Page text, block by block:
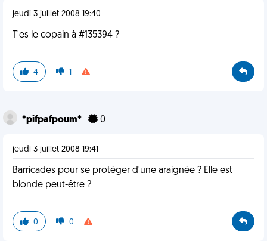
jeudi 3 juillet 2008 19:40
T'es le copain à #135394 ?
4 1
*pifpafpoum* 0
jeudi 3 juillet 2008 19:41
Barricades pour se protéger d'une araignée ? Elle est
blonde peut-être ?
0 0